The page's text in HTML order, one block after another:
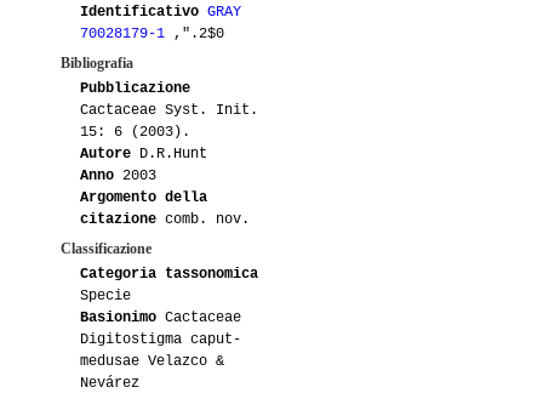
Identificativo GRAY
70028179-1 ,".2$0
Bibliografia
Pubblicazione
Cactaceae Syst. Init.
15: 6 (2003).
Autore D.R.Hunt
Anno 2003
Argomento della
citazione comb. nov.
Classificazione
Categoria tassonomica
Specie
Basionimo Cactaceae
Digitostigma caput-
medusae Velazco &
Nevárez